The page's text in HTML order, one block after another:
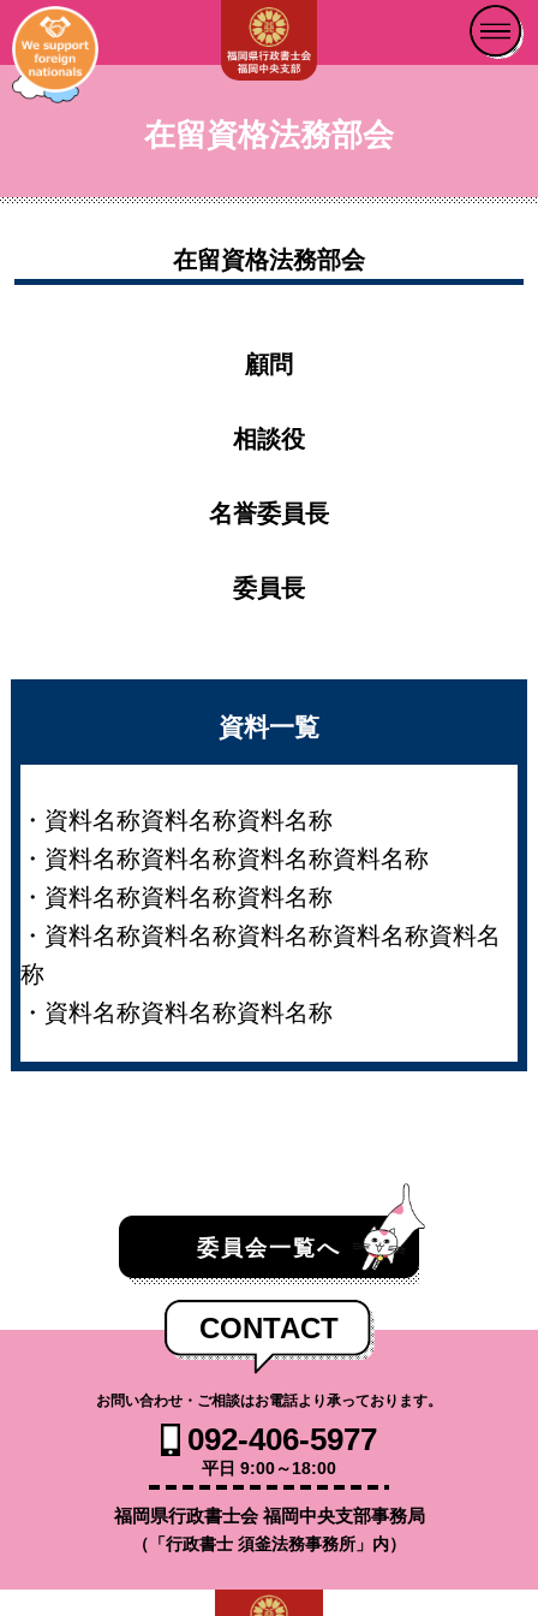
在留資格法務部会
在留資格法務部会
顧問
相談役
名誉委員長
委員長
資料一覧
・資料名称資料名称資料名称
・資料名称資料名称資料名称資料名称
・資料名称資料名称資料名称
・資料名称資料名称資料名称資料名称資料名
称
・資料名称資料名称資料名称
委員会一覧へ
CONTACT
お問い合わせ・ご相談はお電話より承っております。
092-406-5977
平日 9:00～18:00
福岡県行政書士会 福岡中央支部事務局
（「行政書士 須釜法務事務所」内）